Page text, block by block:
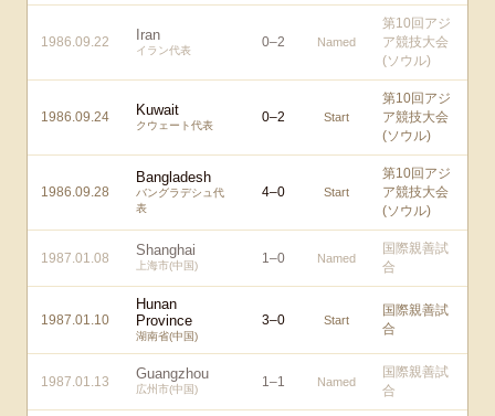
1986.09.22 Iran
イラン代表
0–2 Named
第10回アジ
ア競技大会
(ソウル)
1986.09.24 Kuwait
クウェート代表
0–2 Start
第10回アジ
ア競技大会
(ソウル)
1986.09.28
Bangladesh
バングラデシュ代
表
4–0 Start
第10回アジ
ア競技大会
(ソウル)
1987.01.08 Shanghai
上海市(中国) 1–0 Named
国際親善試
合
1987.01.10
Hunan
Province
湖南省(中国)
3–0 Start
国際親善試
合
1987.01.13 Guangzhou
広州市(中国) 1–1 Named
国際親善試
合